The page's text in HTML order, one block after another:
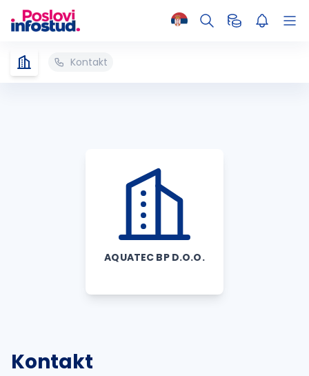
Kontakt
AQUATEC BP D.O.O.
Kontakt